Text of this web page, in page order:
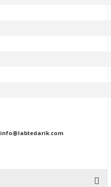
info@labtedarik.com